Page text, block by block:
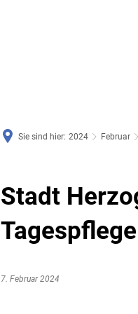
Sie sind hier: 2024 Februar
Stadt
Tagespflege
7. Februar 2024